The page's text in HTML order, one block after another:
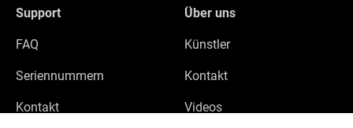
Support
FAQ
Seriennummern
Kontakt
Über uns
Künstler
Kontakt
Videos